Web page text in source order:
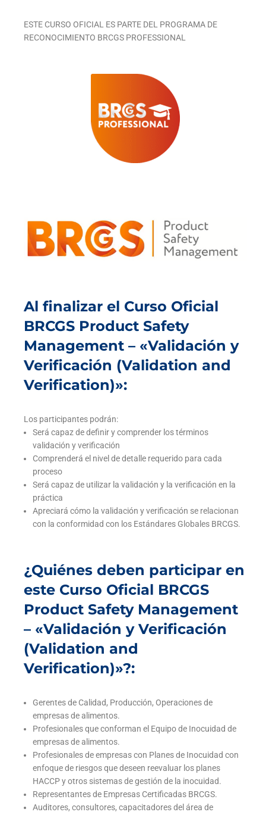
ESTE CURSO OFICIAL ES PARTE DEL PROGRAMA DE
RECONOCIMIENTO BRCGS PROFESSIONAL
Al finalizar el Curso Oficial
BRCGS Product Safety
Management – «Validación y
Verificación (Validation and
Verification)»:
Los participantes podrán:
Será capaz de definir y comprender los términos
validación y verificación
Comprenderá el nivel de detalle requerido para cada
proceso
Será capaz de utilizar la validación y la verificación en la
práctica
Apreciará cómo la validación y verificación se relacionan
con la conformidad con los Estándares Globales BRCGS.
¿Quiénes deben participar en
este Curso Oficial BRCGS
Product Safety Management
– «Validación y Verificación
(Validation and
Verification)»?:
Gerentes de Calidad, Producción, Operaciones de
empresas de alimentos.
Profesionales que conforman el Equipo de Inocuidad de
empresas de alimentos.
Profesionales de empresas con Planes de Inocuidad con
enfoque de riesgos que deseen reevaluar los planes
HACCP y otros sistemas de gestión de la inocuidad.
Representantes de Empresas Certificadas BRCGS.
Auditores, consultores, capacitadores del área de